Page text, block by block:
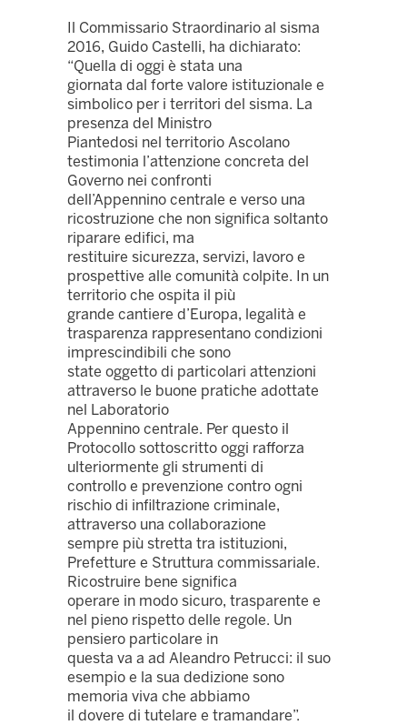
Il Commissario Straordinario al sisma
2016, Guido Castelli, ha dichiarato:
“Quella di oggi è stata una
giornata dal forte valore istituzionale e
simbolico per i territori del sisma. La
presenza del Ministro
Piantedosi nel territorio Ascolano
testimonia l’attenzione concreta del
Governo nei confronti
dell’Appennino centrale e verso una
ricostruzione che non significa soltanto
riparare edifici, ma
restituire sicurezza, servizi, lavoro e
prospettive alle comunità colpite. In un
territorio che ospita il più
grande cantiere d’Europa, legalità e
trasparenza rappresentano condizioni
imprescindibili che sono
state oggetto di particolari attenzioni
attraverso le buone pratiche adottate
nel Laboratorio
Appennino centrale. Per questo il
Protocollo sottoscritto oggi rafforza
ulteriormente gli strumenti di
controllo e prevenzione contro ogni
rischio di infiltrazione criminale,
attraverso una collaborazione
sempre più stretta tra istituzioni,
Prefetture e Struttura commissariale.
Ricostruire bene significa
operare in modo sicuro, trasparente e
nel pieno rispetto delle regole. Un
pensiero particolare in
questa va a ad Aleandro Petrucci: il suo
esempio e la sua dedizione sono
memoria viva che abbiamo
il dovere di tutelare e tramandare”.